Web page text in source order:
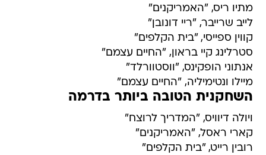
מתיו ריס, "האמריקנים"
לייב שרייבר, "ריי דונובן"
קווין ספייסי, "בית הקלפים"
סטרלינג קיי בראון, "החיים עצמם"
אנתוני הופקינס, "ווסטוורלד"
מיילו ונטימיליה, "החיים עצמם"
השחקנית הטובה ביותר בדרמה
ויולה דיוויס, "המדריך לרוצח"
קארי ראסל, "האמריקנים"
רובין רייט, "בית הקלפים"